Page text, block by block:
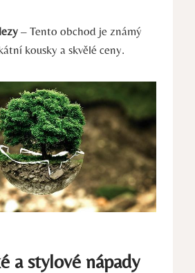
– Tento obchod je známý
kousky a skvělé ceny.
a stylové nápady